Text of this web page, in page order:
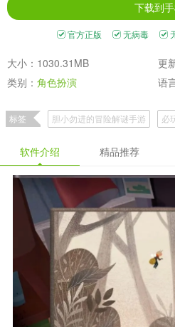
下载到
官方正版 无病毒
大小：1030.31MB
更
类别： 角色扮演 语
标签 胆小勿进的冒险解谜手游
必
软件介绍 精品推荐